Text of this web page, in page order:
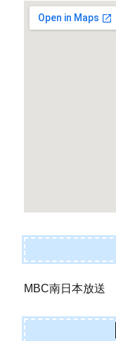
MBC南日本放送